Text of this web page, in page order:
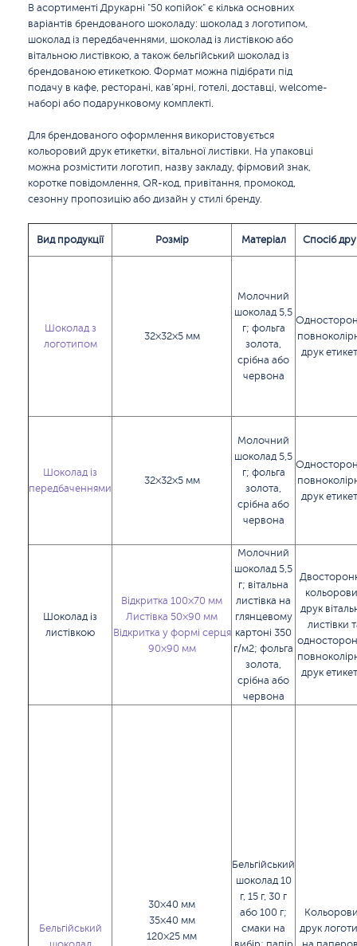
В асортименті Друкарні "50 копійок" є кілька основних
варіантів брендованого шоколаду: шоколад з логотипом,
шоколад із передбаченнями, шоколад із листівкою або
вітальною листівкою, а також бельгійський шоколад із
брендованою етикеткою. Формат можна підібрати під
подачу в кафе, ресторані, кав’ярні, готелі, доставці, welcome-
наборі або подарунковому комплекті.
Для брендованого оформлення використовується
кольоровий друк етикетки, вітальної листівки. На упаковці
можна розмістити логотип, назву закладу, фірмовий знак,
коротке повідомлення, QR-код, привітання, промокод,
сезонну пропозицію або дизайн у стилі бренду.
Вид продукції Розмір Матеріал Спосіб
Шоколад з
логотипом
32×32×5 мм
Молочний
шоколад 5,5
г; фольга
золота,
срібна або
червона
друк
Шоколад із
передбаченнями
32×32×5 мм
Молочний
шоколад 5,5
г; фольга
золота,
срібна або
червона
друк
Шоколад із
листівкою
Відкритка 100×70 мм
Листівка 50×90 мм
Відкритка у формі серця
90×90 мм
Молочний
шоколад 5,5
г; вітальна
листівка на
глянцевому
картоні 350
г/м2; фольга
золота,
срібна або
червона
друк
листівки
друк
Бельгійський
30×40 мм
35×40 мм
120×25 мм
Бельгійський
шоколад 10
г, 15 г, 30 г
або 100 г;
смаки на
друк